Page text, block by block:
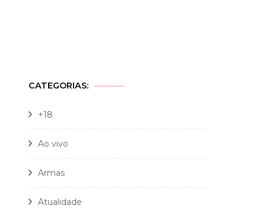
CATEGORIAS:
+18
Ao vivo
Armas
Atualidade